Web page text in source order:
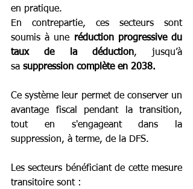
en pratique.
En contrepartie, ces secteurs sont
soumis à une réduction progressive du
taux de la déduction, jusqu’à
sa suppression complète en 2038.
Ce système leur permet de conserver un
avantage fiscal pendant la transition,
tout en s'engageant dans la
suppression, à terme, de la DFS.
Les secteurs bénéficiant de cette mesure
transitoire sont :